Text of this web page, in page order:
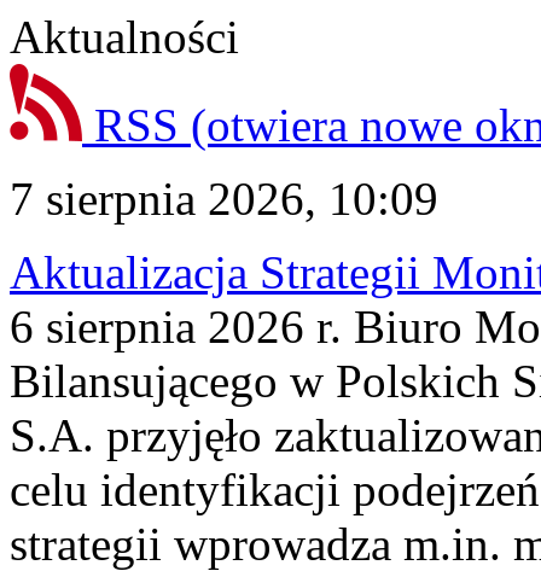
Aktualności
RSS (otwiera nowe
7 sierpnia 2026, 10:09
Aktualizacja Strategii
6 sierpnia 2026 r. Biuro
Bilansującego w Polskich
S.A. przyjęło
celu identyfikacji
strategii wprowadza m.in.